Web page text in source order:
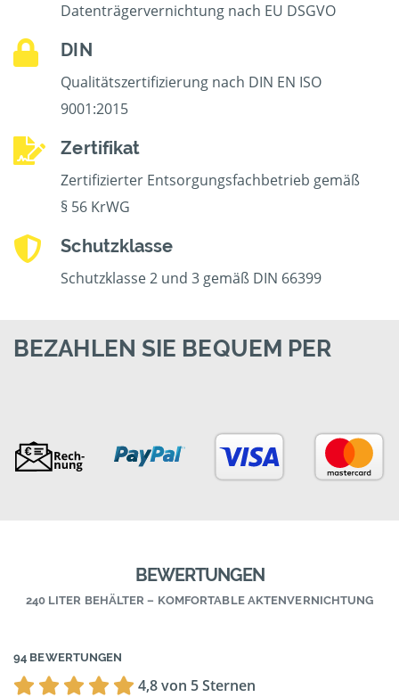
Datenträgervernichtung nach EU DSGVO
DIN
Qualitätszertifizierung nach DIN EN ISO
9001:2015
Zertifikat
Zertifizierter Entsorgungsfachbetrieb gemäß
§ 56 KrWG
Schutzklasse
Schutzklasse 2 und 3 gemäß DIN 66399
BEZAHLEN SIE BEQUEM PER
BEWERTUNGEN
240 LITER BEHÄLTER – KOMFORTABLE AKTENVERNICHTUNG
94 BEWERTUNGEN
4,8 von 5 Sternen